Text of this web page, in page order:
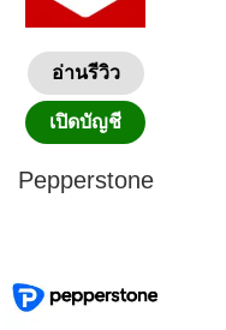
อ่านรีวิว
เปิดบัญชี
Pepperstone